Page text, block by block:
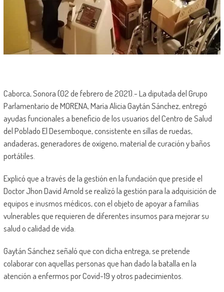
Caborca, Sonora (02 de febrero de 2021).- La diputada del Grupo
Parlamentario de MORENA, María Alicia Gaytán Sánchez, entregó
ayudas funcionales a beneficio de los usuarios del Centro de Salud
del Poblado El Desemboque, consistente en sillas de ruedas,
andaderas, generadores de oxígeno, material de curación y baños
portátiles.
Explicó que a través de la gestión en la fundación que preside el
Doctor Jhon David Arnold se realizó la gestión para la adquisición de
equipos e inusmos médicos, con el objeto de apoyar a familias
vulnerables que requieren de diferentes insumos para mejorar su
salud o calidad de vida.
Gaytán Sánchez señaló que con dicha entrega, se pretende
colaborar con aquellas personas que han dado la batalla en la
atención a enfermos por Covid-19 y otros padecimientos.